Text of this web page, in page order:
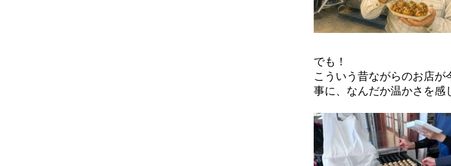
でも！
こういう昔ながらのお店が
事に、なんだか温かさを感